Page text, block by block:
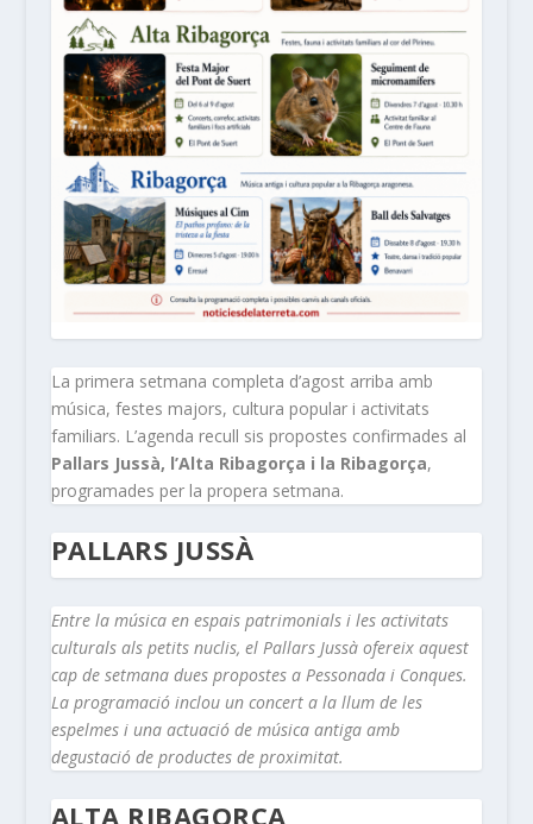
La primera setmana completa d’agost arriba amb
música, festes majors, cultura popular i activitats
familiars. L’agenda recull sis propostes confirmades al
Pallars Jussà, l’Alta Ribagorça i la Ribagorça,
programades per la propera setmana.
PALLARS JUSSÀ
Entre la música en espais patrimonials i les activitats
culturals als petits nuclis, el Pallars Jussà ofereix aquest
cap de setmana dues propostes a Pessonada i Conques.
La programació inclou un concert a la llum de les
espelmes i una actuació de música antiga amb
degustació de productes de proximitat.
ALTA RIBAGORÇA